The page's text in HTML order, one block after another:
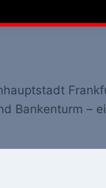
Bankenturm –